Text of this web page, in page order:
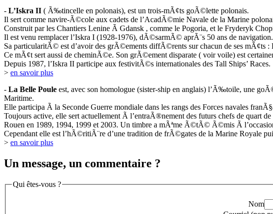
- L’Iskra II ( Ã‰tincelle en polonais), est un trois-mÃ¢ts goÃ©lette polonais.
Il sert comme navire-Ã©cole aux cadets de l’AcadÃ©mie Navale de la Marine
Construit par les Chantiers Lenine Ã Gdansk , comme le Pogoria, et le Fryderyk
Il est venu remplacer l’Iskra I (1928-1976), dÃ©sarmÃ© aprÃ¨s 50 ans de navigation.
Sa particularitÃ© est d’avoir des grÃ©ements diffÃ©rents sur chacun de ses mÃ¢ts
Ce mÃ¢t sert aussi de cheminÃ©e. Son grÃ©ement disparate ( voir voile) est
Depuis 1987, l’Iskra II participe aux festivitÃ©s internationales des Tall Ships’ Races.
> en savoir plus
- La Belle Poule est, avec son homologue (sister-ship en anglais) l’Ã‰toile, une
Maritime.
Elle participa Ã la Seconde Guerre mondiale dans les rangs des Forces navales
Toujours active, elle sert actuellement Ã l’entraÃ®nement des futurs chefs de quart
Rouen en 1989, 1994, 1999 et 2003. Un timbre a mÃªme Ã©tÃ© Ã©mis Ã
Cependant elle est l’hÃ©ritiÃ¨re d’une tradition de frÃ©gates de la Marine Royale
> en savoir plus
Un message, un commentaire ?
Qui êtes-vous ?
Nom